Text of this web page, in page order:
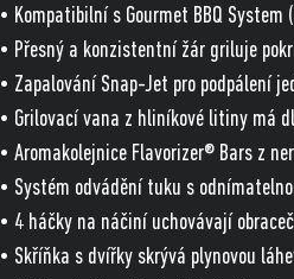
• Kompatibilní s Gourmet BBQ
• Přesný a konzistentní žár griluje
• Zapalování Snap-Jet pro podpálení
• Grilovací vana z hliníkové litiny má
• Aromakolejnice Flavorizer® Bars z
• Systém odvádění tuku s
• 4 háčky na náčiní uchovávají
• Skříňka s dvířky skrývá plynovou